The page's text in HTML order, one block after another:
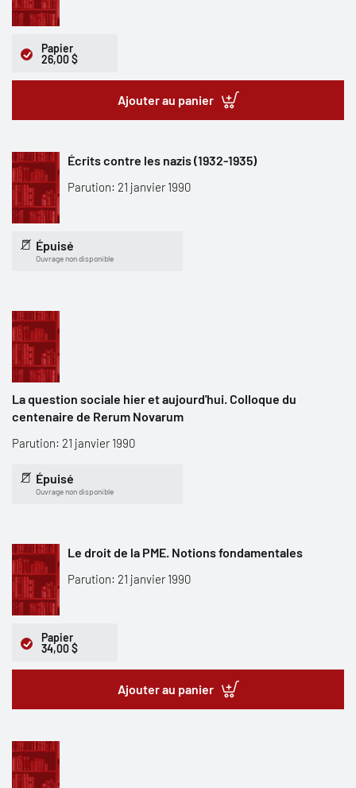
Papier
26,00 $
Ajouter au panier
Écrits contre les nazis (1932-1935)
Parution: 21 janvier 1990
Épuisé
Ouvrage non disponible
La question sociale hier et aujourd'hui. Colloque du
centenaire de Rerum Novarum
Parution: 21 janvier 1990
Épuisé
Ouvrage non disponible
Le droit de la PME. Notions fondamentales
Parution: 21 janvier 1990
Papier
34,00 $
Ajouter au panier